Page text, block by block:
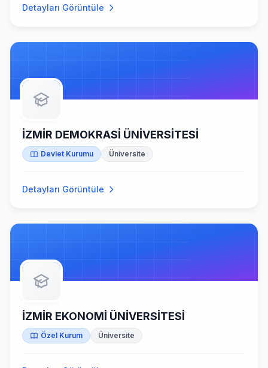
Detayları Görüntüle
İZMİR DEMOKRASİ ÜNİVERSİTESİ
Devlet Kurumu Üniversite
Detayları Görüntüle
İZMİR EKONOMİ ÜNİVERSİTESİ
Özel Kurum Üniversite